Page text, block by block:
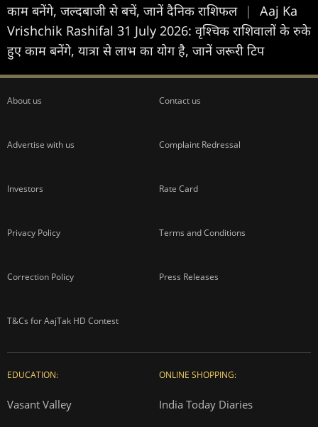
काम बनेंगे, जल्दबाजी से बचें, जानें दैनिक राशिफल |
Aaj Ka
Vrishchik Rashifal 31 July 2026: वृश्चिक राशिवालों के रुके
हुए काम बनेंगे, यात्रा से लाभ का योग है, जानें जरूरी टिप
About us Contact us
Advertise with us Complaint Redressal
Investors Rate Card
Privacy Policy Terms and Conditions
Correction Policy Press Releases
T&Cs for AajTak HD Contest
EDUCATION:
Vasant Valley
ONLINE SHOPPING:
India Today Diaries